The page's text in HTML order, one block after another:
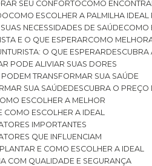
SEU CONFORTO
COMO
COMO ESCOLHER A PALMILHA
NECESSIDADES DE SAÚDE
E O QUE ESPERAR
COMO
O QUE ESPERAR
PODE ALIVIAR SUAS DORES
TRANSFORMAR SUA SAÚDE
SUA SAÚDE
DESCUBRA O
ESCOLHER A MELHOR
COMO ESCOLHER A IDEAL
IMPORTANTES
QUE INFLUENCIAM
E COMO ESCOLHER A IDEAL
COM QUALIDADE E SEGURANÇA